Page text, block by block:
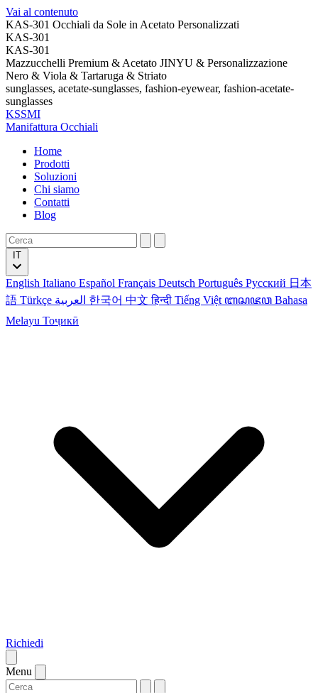
Vai al contenuto
KAS-301 Occhiali da Sole in Acetato Personalizzati
KAS-301
KAS-301
Mazzucchelli Premium & Acetato JINYU & Personalizzazione
Nero & Viola & Tartaruga & Striato
sunglasses, acetate-sunglasses, fashion-eyewear, fashion-acetate-
sunglasses
KSSMI
Manifattura Occhiali
Home
Prodotti
Soluzioni
Chi siamo
Contatti
Blog
English Italiano Español Français Deutsch Português Русский 日本
語 Türkçe 한국어 中文हिन्दी Tiếng Việt ꦧꦱꦗꦮ Bahasa
Melayu Тоҷикӣ
Richiedi
Menu